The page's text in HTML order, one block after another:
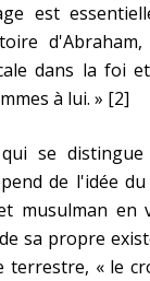
est
dans la foi
à lui. » [2]
se
de l'idée
musulman en
sa propre
terrestre, « le